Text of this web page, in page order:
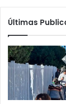
Últimas